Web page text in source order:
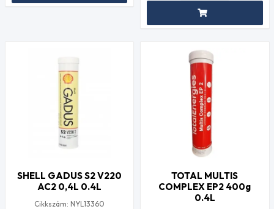
SHELL GADUS S2 V220
AC2 0,4L 0.4L
Cikkszám: NYL13360
TOTAL MULTIS
COMPLEX EP2 400g
0.4L